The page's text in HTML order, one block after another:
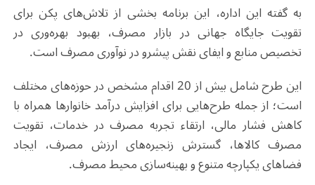
به گفته این اداره، این برنامه بخشی از تلاش‌های پکن برای
تقویت جایگاه جهانی در بازار مصرف، بهبود بهره‌وری در
تخصیص منابع و ایفای نقش پیشرو در نوآوری مصرف است.
این طرح شامل بیش از 20 اقدام مشخص در حوزه‌های مختلف
است؛ از جمله طرح‌هایی برای افزایش درآمد خانوارها همراه با
کاهش فشار مالی، ارتقاء تجربه مصرف در خدمات، تقویت
مصرف کالاها، گسترش زنجیره‌های ارزش مصرف، ایجاد
فضاهای یکپارچه متنوع و بهینه‌سازی محیط مصرف.